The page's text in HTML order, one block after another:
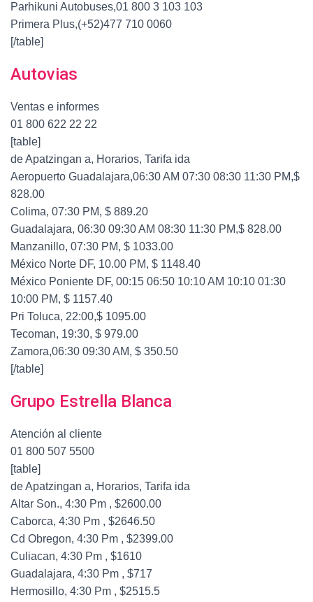
Parhikuni Autobuses,01 800 3 103 103
Primera Plus,(+52)477 710 0060
[/table]
Autovias
Ventas e informes
01 800 622 22 22
[table]
de Apatzingan a, Horarios, Tarifa ida
Aeropuerto Guadalajara,06:30 AM 07:30 08:30 11:30 PM,$
828.00
Colima, 07:30 PM, $ 889.20
Guadalajara, 06:30 09:30 AM 08:30 11:30 PM,$ 828.00
Manzanillo, 07:30 PM, $ 1033.00
México Norte DF, 10.00 PM, $ 1148.40
México Poniente DF, 00:15 06:50 10:10 AM 10:10 01:30
10:00 PM, $ 1157.40
Pri Toluca, 22:00,$ 1095.00
Tecoman, 19:30, $ 979.00
Zamora,06:30 09:30 AM, $ 350.50
[/table]
Grupo Estrella Blanca
Atención al cliente
01 800 507 5500
[table]
de Apatzingan a, Horarios, Tarifa ida
Altar Son., 4:30 Pm , $2600.00
Caborca, 4:30 Pm , $2646.50
Cd Obregon, 4:30 Pm , $2399.00
Culiacan, 4:30 Pm , $1610
Guadalajara, 4:30 Pm , $717
Hermosillo, 4:30 Pm , $2515.5